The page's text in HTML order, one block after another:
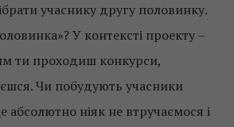
учаснику другу половинку.
У контексті проекту –
ти проходиш конкурси,
Чи побудують учасники
абсолютно ніяк не втручаємося і